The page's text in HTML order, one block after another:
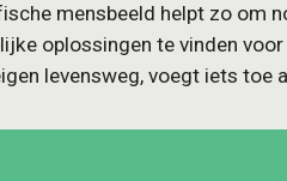
mensbeeld helpt zo om
oplossingen te vinden
levensweg, voegt iets toe